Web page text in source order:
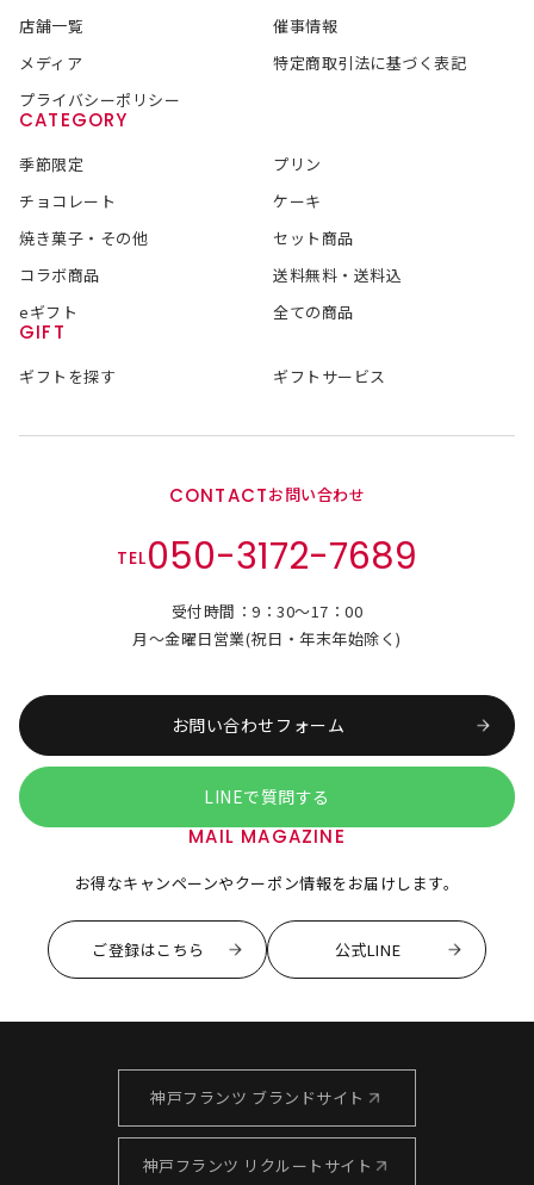
店舗一覧
催事情報
メディア
特定商取引法に基づく表記
プライバシーポリシー
CATEGORY
季節限定
プリン
チョコレート
ケーキ
焼き菓子・その他
セット商品
コラボ商品
送料無料・送料込
eギフト
全ての商品
GIFT
ギフトを探す ギフトサービス
CONTACTお問い合わせ
TEL050-3172-7689
受付時間：9：30～17：00
月～金曜日営業(祝日・年末年始除く)
お問い合わせフォーム
LINEで質問する
MAIL MAGAZINE
お得なキャンペーンやクーポン情報をお届けします。
ご登録はこちら 公式LINE
神戸フランツ ブランドサイト
神戸フランツ リクルートサイト